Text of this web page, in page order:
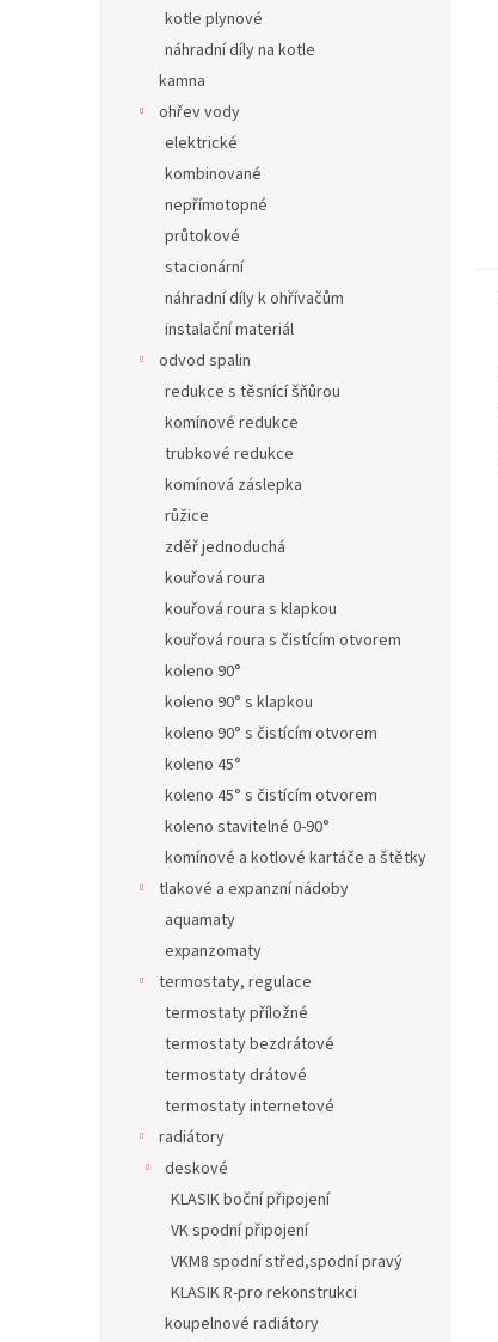
kotle plynové
náhradní díly na kotle
kamna
ohřev vody
elektrické
kombinované
nepřímotopné
průtokové
stacionární
náhradní díly k ohřívačům
instalační materiál
odvod spalin
redukce s těsnící šňůrou
komínové redukce
trubkové redukce
komínová záslepka
růžice
zděř jednoduchá
kouřová roura
kouřová roura s klapkou
kouřová roura s čistícím otvorem
koleno 90°
koleno 90° s klapkou
koleno 90° s čistícím otvorem
koleno 45°
koleno 45° s čistícím otvorem
koleno stavitelné 0-90°
komínové a kotlové kartáče a štětky
tlakové a expanzní nádoby
aquamaty
expanzomaty
termostaty, regulace
termostaty příložné
termostaty bezdrátové
termostaty drátové
termostaty internetové
radiátory
deskové
KLASIK boční připojení
VK spodní připojení
VKM8 spodní střed,spodní pravý
KLASIK R-pro rekonstrukci
koupelnové radiátory